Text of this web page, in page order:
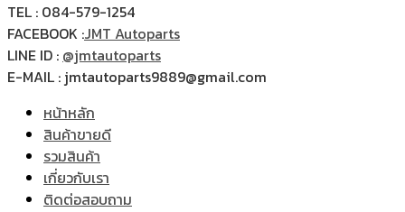
TEL : 084-579-1254
FACEBOOK :JMT Autoparts
LINE ID : @jmtautoparts
E-MAIL : jmtautoparts9889@gmail.com
หน้าหลัก
สินค้าขายดี
รวมสินค้า
เกี่ยวกับเรา
ติดต่อสอบถาม